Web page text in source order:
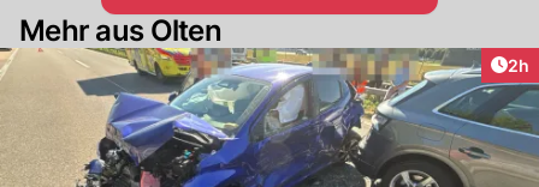
Mehr aus Olten
2h